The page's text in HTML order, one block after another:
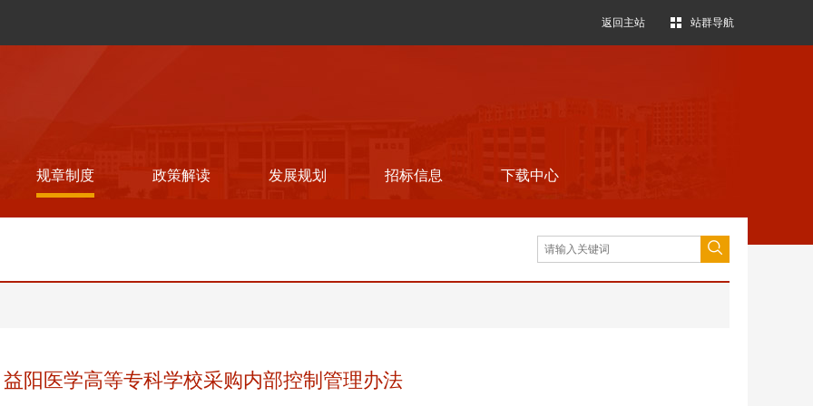
返回主站 站群导航
规章制度 政策解读 发展规划 招标信息 下载中心
益阳医学高等专科学校采购内部控制管理办法